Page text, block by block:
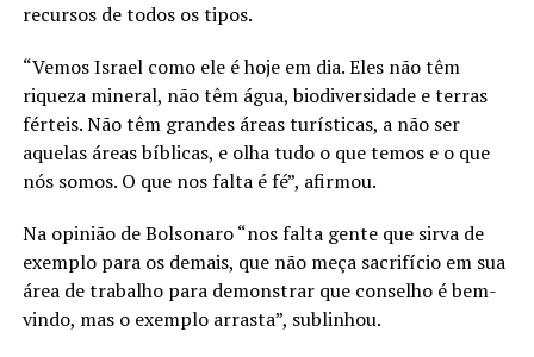
recursos de todos os tipos.
“Vemos Israel como ele é hoje em dia. Eles não têm
riqueza mineral, não têm água, biodiversidade e terras
férteis. Não têm grandes áreas turísticas, a não ser
aquelas áreas bíblicas, e olha tudo o que temos e o que
nós somos. O que nos falta é fé”, afirmou.
Na opinião de Bolsonaro “nos falta gente que sirva de
exemplo para os demais, que não meça sacrifício em sua
área de trabalho para demonstrar que conselho é bem-
vindo, mas o exemplo arrasta”, sublinhou.